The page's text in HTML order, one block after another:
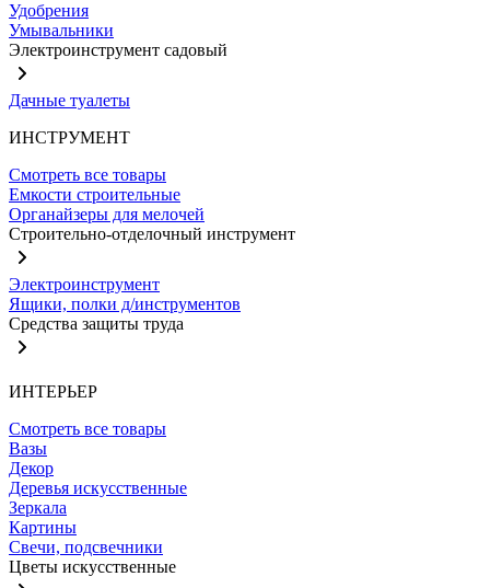
Удобрения
Умывальники
Электроинструмент садовый
Дачные туалеты
ИНСТРУМЕНТ
Смотреть все товары
Емкости строительные
Органайзеры для мелочей
Строительно-отделочный инструмент
Электроинструмент
Ящики, полки д/инструментов
Средства защиты труда
ИНТЕРЬЕР
Смотреть все товары
Вазы
Декор
Деревья искусственные
Зеркала
Картины
Свечи, подсвечники
Цветы искусственные